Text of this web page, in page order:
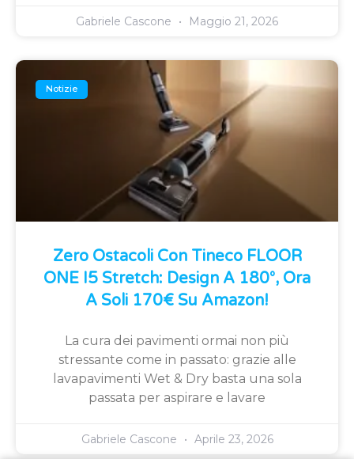
Gabriele Cascone Maggio 21, 2026
Notizie
Zero Ostacoli Con Tineco FLOOR
ONE I5 Stretch: Design A 180°, Ora
A Soli 170€ Su Amazon!
La cura dei pavimenti ormai non più
stressante come in passato: grazie alle
lavapavimenti Wet & Dry basta una sola
passata per aspirare e lavare
Gabriele Cascone Aprile 23, 2026